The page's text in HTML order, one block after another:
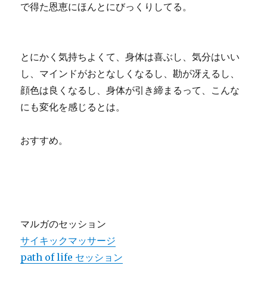
で得た恩恵にほんとにびっくりしてる。
とにかく気持ちよくて、身体は喜ぶし、気分はいい
し、マインドがおとなしくなるし、勘が冴えるし、
顔色は良くなるし、身体が引き締まるって、こんな
にも変化を感じるとは。
おすすめ。
マルガのセッション
サイキックマッサージ
path of life セッション